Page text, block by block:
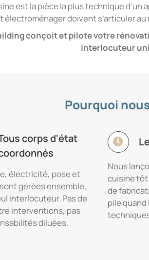
est la pièce la plus technique
électroménager doivent s’articuler
conçoit et pilote votre
interlocuteur
Pourquoi
corps d'état
électricité, pose et
gérées ensemble,
interlocuteur. Pas de
interventions, pas
diluées.
Nous
cuisine tôt
de
pile